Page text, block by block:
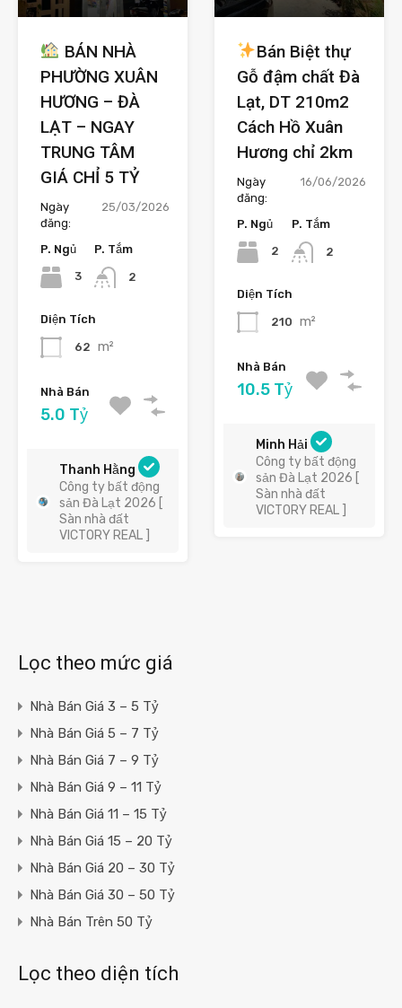
BÁN NHÀ
PHƯỜNG XUÂN
HƯƠNG – ĐÀ
LẠT – NGAY
TRUNG TÂM
GIÁ CHỈ 5 TỶ
Ngày
đăng:
25/03/2026
P. Ngủ
3
P. Tắm
2
Diện Tích
62 m²
Nhà Bán
5.0 Tỷ
Thanh Hằng
Công ty bất động
sản Đà Lạt 2026 [
Sàn nhà đất
VICTORY REAL ]
Bán Biệt thự
Gỗ đậm chất Đà
Lạt, DT 210m2
Cách Hồ Xuân
Hương chỉ 2km
Ngày
đăng:
16/06/2026
P. Ngủ
2
P. Tắm
2
Diện Tích
210 m²
Nhà Bán
10.5 Tỷ
Minh Hải
Công ty bất động
sản Đà Lạt 2026 [
Sàn nhà đất
VICTORY REAL ]
Lọc theo mức giá
Nhà Bán Giá 3 – 5 Tỷ
Nhà Bán Giá 5 – 7 Tỷ
Nhà Bán Giá 7 – 9 Tỷ
Nhà Bán Giá 9 – 11 Tỷ
Nhà Bán Giá 11 – 15 Tỷ
Nhà Bán Giá 15 – 20 Tỷ
Nhà Bán Giá 20 – 30 Tỷ
Nhà Bán Giá 30 – 50 Tỷ
Nhà Bán Trên 50 Tỷ
Lọc theo diện tích